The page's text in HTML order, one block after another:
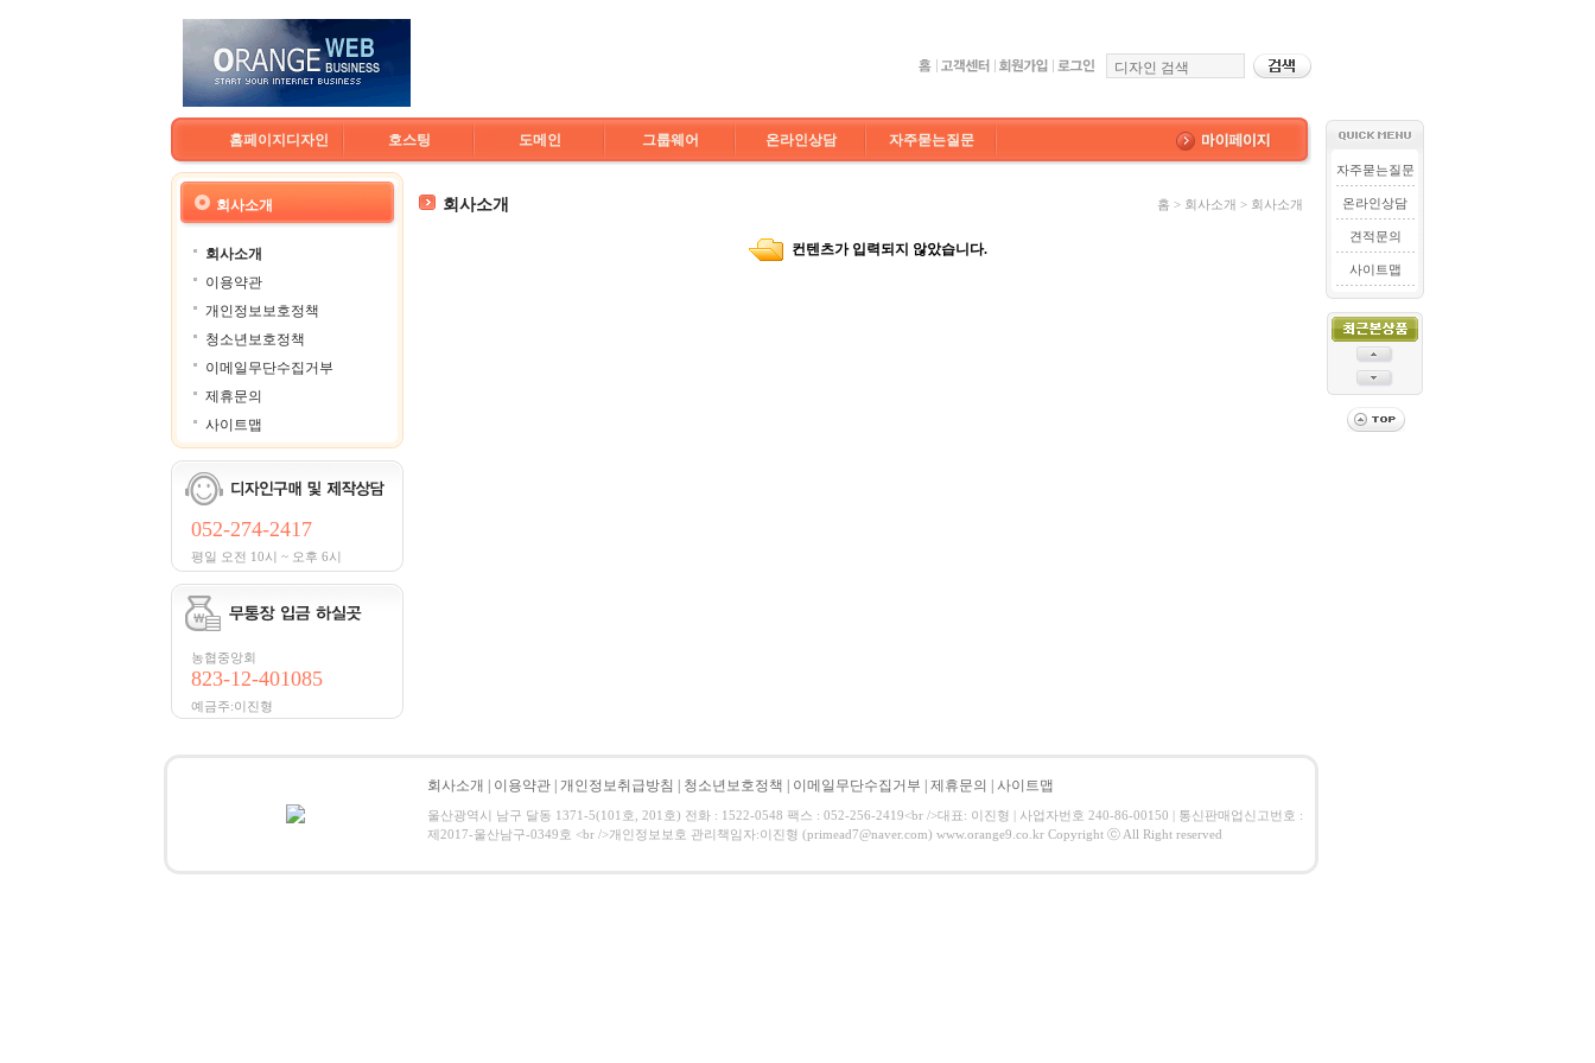
홈페이지디자인 호스팅 도메인 그룹웨어 온라인상담 자주묻는질문
회사소개
회사소개
이용약관
개인정보보호정책
청소년보호정책
이메일무단수집거부
제휴문의
사이트맵
052-274-2417
평일 오전 10시 ~ 오후 6시
농협중앙회
823-12-401085
예금주:이진형
회사소개 홈 > 회사소개 > 회사소개
컨텐츠가 입력되지 않았습니다.
자주묻는질문
온라인상담
견적문의
사이트맵
회사소개 이용약관 개인정보취급방침 청소년보호정책 이메일무단수집거부 제휴문의 사이트맵
울산광역시 남구 달동 1371-5(101호, 201호) 전화 : 1522-0548 팩스 : 052-256-2419<br />대표: 이진형 | 사업자번호 240-86-00150 | 통신판매업신고번호 :
제2017-울산남구-0349호 <br />개인정보보호 관리책임자:이진형 (primead7@naver.com) www.orange9.co.kr Copyright ⓒ All Right reserved